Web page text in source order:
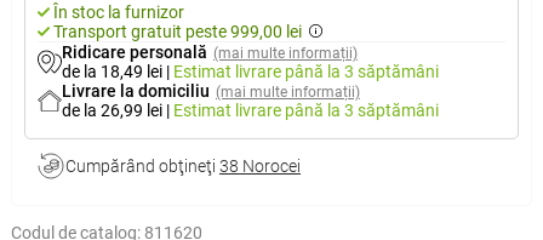
În stoc la furnizor
Transport gratuit peste 999,00 lei
Ridicare personală (mai multe informații)
de la 18,49 lei | Estimat livrare până la 3 săptămâni
Livrare la domiciliu (mai multe informații)
de la 26,99 lei | Estimat livrare până la 3 săptămâni
Cumpărând obţineţi 38 Norocei
Codul de catalog: 811620